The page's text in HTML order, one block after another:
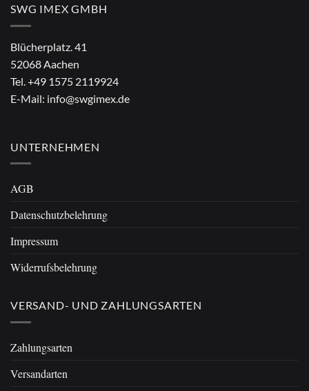
SWG IMEX GMBH
Blücherplatz. 41
52068 Aachen
Tel.+49 1575 2119924
E-Mail: info@swgimex.de
UNTERNEHMEN
AGB
Datenschutzbelehrung
Impressum
Widerrufsbelehrung
VERSAND- UND ZAHLUNGSARTEN
Zahlungsarten
Versandarten